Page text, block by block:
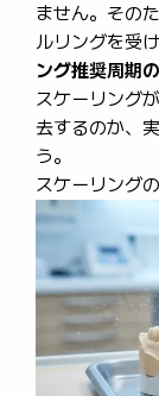
ません。その
ルリングを受
ング推奨周期
スケーリング
去するのか、
う。
スケーリング